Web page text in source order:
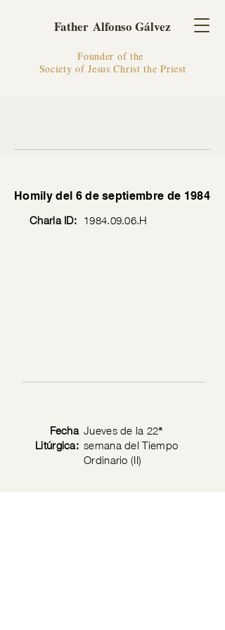
Father Alfonso Gálvez
Founder of the
Society of Jesus Christ the Priest
Homily del 6 de septiembre de 1984
Charla ID: 1984.09.06.H
Fecha
Litúrgica:
Jueves de la 22ª
semana del Tiempo
Ordinario (II)